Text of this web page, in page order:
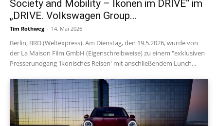
Society and Mobility – Ikonen im DRIVE“ im
„DRIVE. Volkswagen Group...
Tim Rothweg - 14. Mai 2026
Berlin, BRD (Weltexpress). Am Dienstag, den 19.5.2026, wurde von
der La Maison Film GmbH (Eigenschreibweise) zu einem "exklusiven
Presserundgang 'ikonisches Reisen' mit anschließendem Lunch...